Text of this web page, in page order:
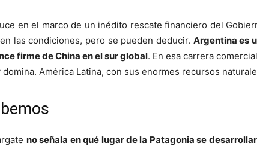
en el marco de un inédito rescate financiero del
las condiciones, pero se pueden deducir. Argentina es
firme de China en el sur global. En esa carrera
América Latina, con sus enormes recursos
no señala en qué lugar de la Patagonia se